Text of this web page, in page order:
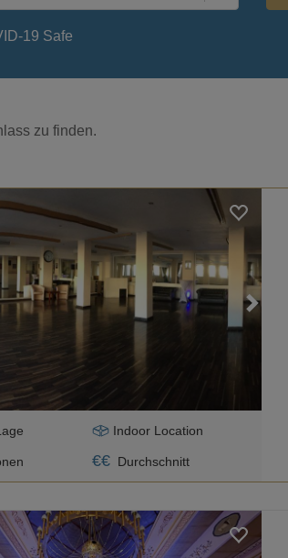
19 Safe
zu finden.
Indoor Location
€€ Durchschnitt